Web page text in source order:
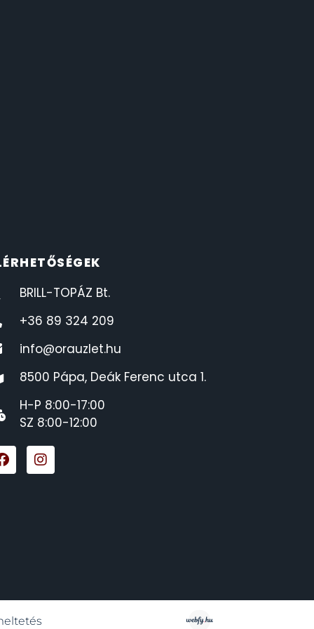
BRILL-TOPÁZ Bt.
+36 89 324 209
info@orauzlet.hu
8500 Pápa, Deák Ferenc utca 1.
H-P 8:00-17:00
SZ 8:00-12:00